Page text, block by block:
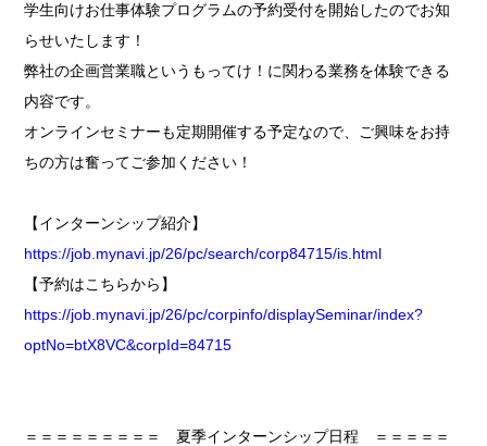
学生向けお仕事体験プログラムの予約受付を開始したのでお知
らせいたします！
弊社の企画営業職というもってけ！に関わる業務を体験できる
内容です。
オンラインセミナーも定期開催する予定なので、ご興味をお持
ちの方は奮ってご参加ください！
【インターンシップ紹介】
https://job.mynavi.jp/26/pc/search/corp84715/is.html
【予約はこちらから】
https://job.mynavi.jp/26/pc/corpinfo/displaySeminar/index?
optNo=btX8VC&corpId=84715
＝＝＝＝＝＝＝＝＝ 夏季インターンシップ日程 ＝＝＝＝＝